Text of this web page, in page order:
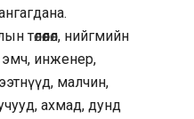
нийгмийн
инженер,
малчин,
ахмад, дунд